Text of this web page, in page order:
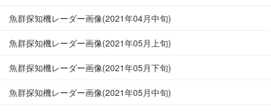
魚群探知機レーダー画像(2021年04月中旬)
魚群探知機レーダー画像(2021年05月上旬)
魚群探知機レーダー画像(2021年05月下旬)
魚群探知機レーダー画像(2021年05月中旬)